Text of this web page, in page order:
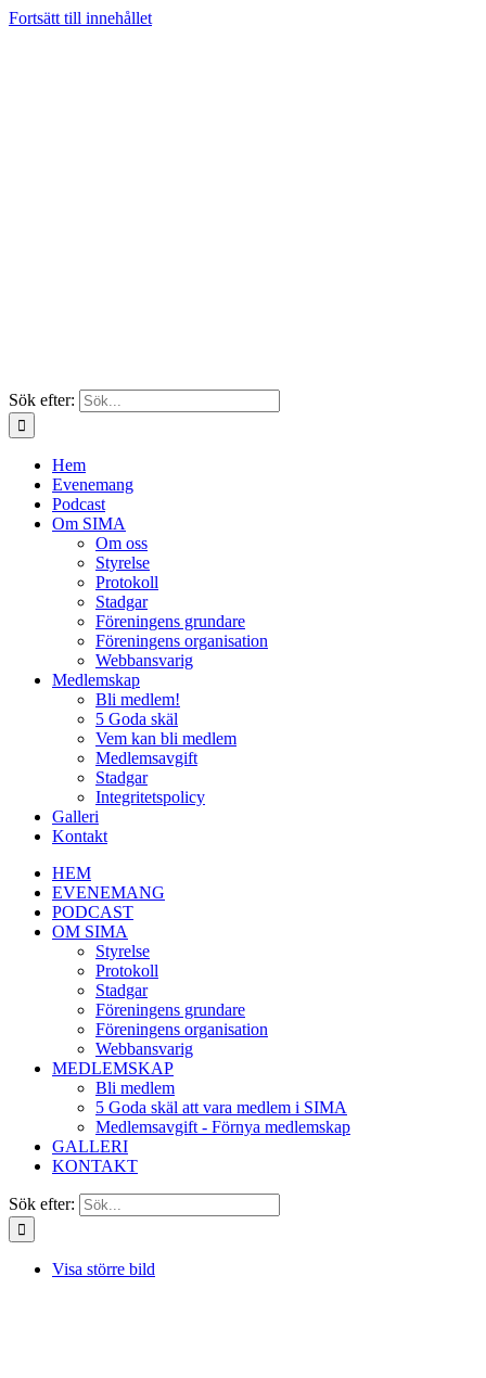
Fortsätt till innehållet
Sök efter:
Hem
Evenemang
Podcast
Om SIMA
Om oss
Styrelse
Protokoll
Stadgar
Föreningens grundare
Föreningens organisation
Webbansvarig
Medlemskap
Bli medlem!
5 Goda skäl
Vem kan bli medlem
Medlemsavgift
Stadgar
Integritetspolicy
Galleri
Kontakt
HEM
EVENEMANG
PODCAST
OM SIMA
Styrelse
Protokoll
Stadgar
Föreningens grundare
Föreningens organisation
Webbansvarig
MEDLEMSKAP
Bli medlem
5 Goda skäl att vara medlem i SIMA
Medlemsavgift - Förnya medlemskap
GALLERI
KONTAKT
Sök efter:
Visa större bild